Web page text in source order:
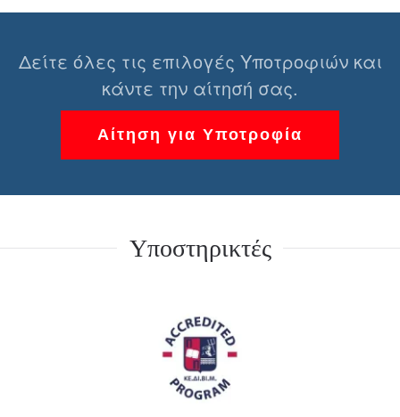
Δείτε όλες τις επιλογές Υποτροφιών και
κάντε την αίτησή σας.
Αίτηση για Υποτροφία
Υποστηρικτές